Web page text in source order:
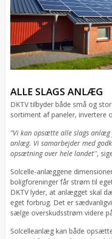
ALLE SLAGS ANLÆG
DKTV tilbyder både små og
sortiment af paneler, invertere
”Vi kan opsætte alle slags
anlæg. Vi samarbejder med
opsætning over hele landet'',
Solcelle-anlæggene
boligforeninger får strøm til
DKTV lyder, at anlægget skal
eget forbrug. Det er
sælge overskudsstrøm videre
Solcelleanlæg kan både